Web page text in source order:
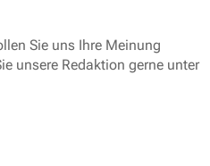
Sie uns Ihre Meinung
unsere Redaktion gerne unter